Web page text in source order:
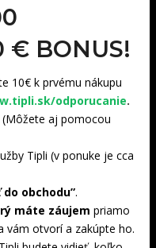
€ BONUS!
10€ k prvému nákupu
odporucanie.
(Môžete aj pomocou
Tipli (v ponuke je cca
obchodu”.
máte záujem priamo
vám otvorí a zakúpte ho.